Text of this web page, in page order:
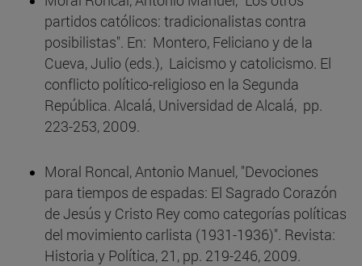
partidos católicos: tradicionalistas contra
posibilistas". En: Montero, Feliciano y de la
Cueva, Julio (eds.), Laicismo y catolicismo. El
conflicto político-religioso en la Segunda
República. Alcalá, Universidad de Alcalá, pp.
223-253, 2009.
Moral Roncal, Antonio Manuel, "Devociones
para tiempos de espadas: El Sagrado Corazón
de Jesús y Cristo Rey como categorías políticas
del movimiento carlista (1931-1936)". Revista:
Historia y Política, 21, pp. 219-246, 2009.